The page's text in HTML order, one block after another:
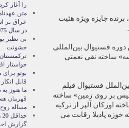
جایزه ویژه هئیت
فستیوال بین‌المللی
سه» ساخته نقی نعمتی
فستیوال فیلم
«آلیس بر روی زمین» ساخته
اوزکان آلپر از ترکیه
خوزه پادیلا رقابت می
را آغاز
متن
عراق بر
در سال 1975
بی نظیر
خشونت
خواستار
بوتو برای
قابل انکار
ما هنوز به
قهرمان
مساله روح
گزارش